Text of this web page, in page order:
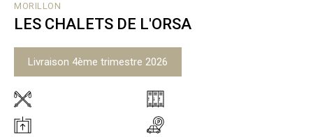
MORILLON
LES CHALETS DE L'ORSA
Livraison 4ème trimestre 2026